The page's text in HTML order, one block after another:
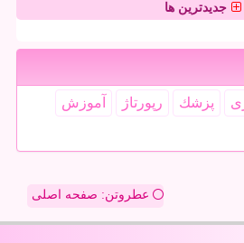
جدیدترین ها
پزشك رپورتاژ
آموزش
عطروتن: صفحه اصلی